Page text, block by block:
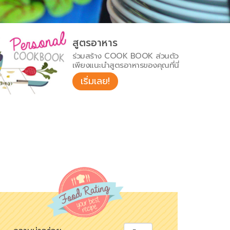
สูตรอาหาร
ร่วมสร้าง COOK BOOK ส่วนตัว
เพียงแนะนำสูตรอาหารของคุณที่นี่
เริ่มเลย!